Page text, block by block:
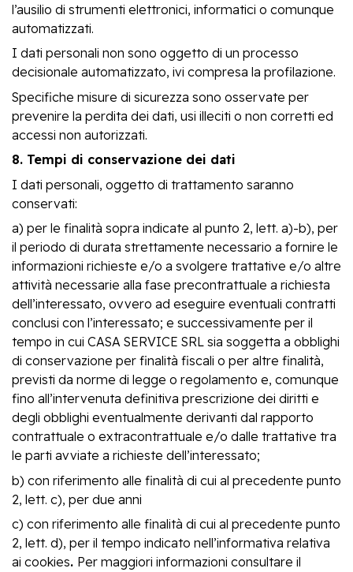
l’ausilio di strumenti elettronici, informatici o comunque
automatizzati.
I dati personali non sono oggetto di un processo
decisionale automatizzato, ivi compresa la profilazione.
Specifiche misure di sicurezza sono osservate per
prevenire la perdita dei dati, usi illeciti o non corretti ed
accessi non autorizzati.
8. Tempi di conservazione dei dati
I dati personali, oggetto di trattamento saranno
conservati:
a) per le finalità sopra indicate al punto 2, lett. a)-b), per
il periodo di durata strettamente necessario a fornire le
informazioni richieste e/o a svolgere trattative e/o altre
attività necessarie alla fase precontrattuale a richiesta
dell’interessato, ovvero ad eseguire eventuali contratti
conclusi con l’interessato; e successivamente per il
tempo in cui CASA SERVICE SRL sia soggetta a obblighi
di conservazione per finalità fiscali o per altre finalità,
previsti da norme di legge o regolamento e, comunque
fino all’intervenuta definitiva prescrizione dei diritti e
degli obblighi eventualmente derivanti dal rapporto
contrattuale o extracontrattuale e/o dalle trattative tra
le parti avviate a richieste dell’interessato;
b) con riferimento alle finalità di cui al precedente punto
2, lett. c), per due anni
c) con riferimento alle finalità di cui al precedente punto
2, lett. d), per il tempo indicato nell’informativa relativa
ai cookies. Per maggiori informazioni consultare il